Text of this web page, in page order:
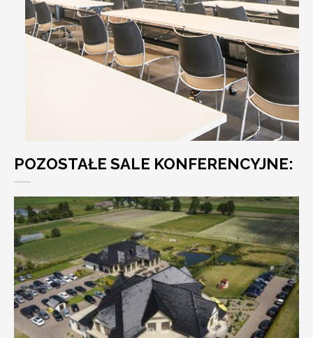
POZOSTAŁE SALE KONFERENCYJNE: